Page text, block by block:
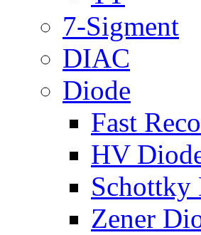
7-Sigment
DIAC
Diode
Fast
HV
Schottky
Zener